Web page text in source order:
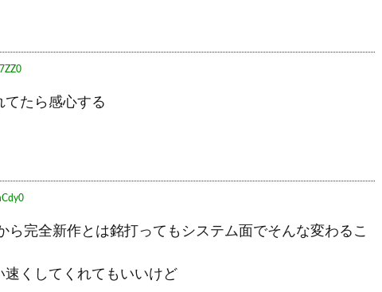
てたら感心する
ら完全新作とは銘打ってもシステム面でそんな変わるこ
くしてくれてもいいけど